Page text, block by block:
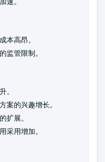
本高昂。
监管限制。
。
案的兴趣增长。
扩展。
采用增加。